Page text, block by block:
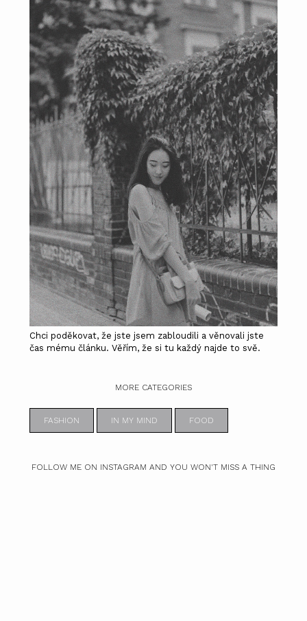
Chci poděkovat, že jste jsem zabloudili a věnovali jste
čas mému článku. Věřím, že si tu každý najde to svě.
MORE CATEGORIES
FASHION IN MY MIND FOOD
FOLLOW ME ON INSTAGRAM AND YOU WON'T MISS A THING